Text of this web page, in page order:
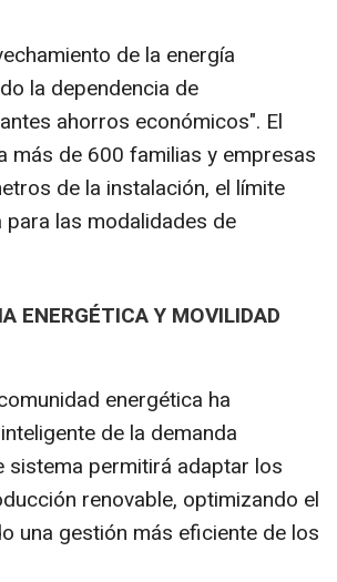
de la energía
la dependencia de
ahorros económicos". El
de 600 familias y empresas
de la instalación, el límite
las modalidades de
ENERGÉTICA Y MOVILIDAD
energética ha
de la demanda
sistema permitirá adaptar los
renovable, optimizando el
una gestión más eficiente de los